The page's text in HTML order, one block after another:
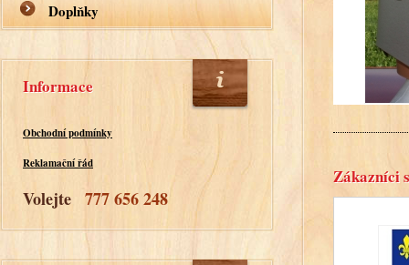
Doplňky
Informace
Obchodní podmínky
Reklamační řád
Volejte 777 656 248
Zákazníci